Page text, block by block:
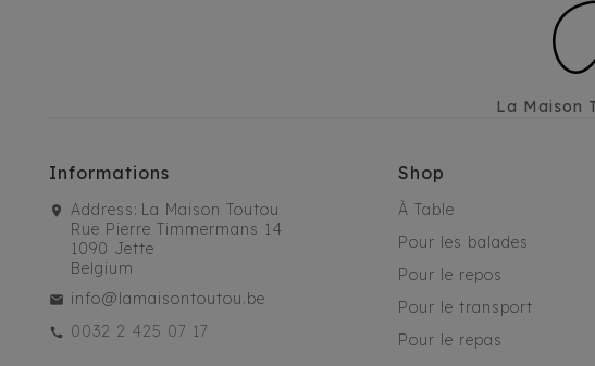
La Maison
Informations
Address: La Maison Toutou
Rue Pierre Timmermans 14
1090 Jette
Belgium
info@lamaisontoutou.be
0032 2 425 07 17
Shop
À Table
Pour les balades
Pour le repos
Pour le transport
Pour le repas